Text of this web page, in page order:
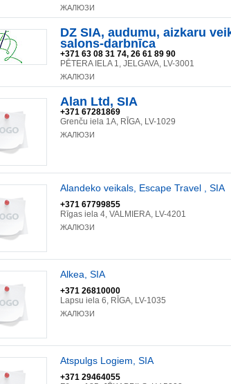
ЖАЛЮЗИ
DZ SIA, audumu, aizkaru
salons-darbnīca
+371 63 08 31 74, 26 61 89 90
PĒTERA IELA 1, JELGAVA, LV-3001
ЖАЛЮЗИ
Alan Ltd, SIA
+371 67281869
Grenču iela 1A, RĪGA, LV-1029
ЖАЛЮЗИ
Alandeko veikals, Escape Travel , SIA
+371 67799855
Rīgas iela 4, VALMIERA, LV-4201
ЖАЛЮЗИ
Alkea, SIA
+371 26810000
Lapsu iela 6, RĪGA, LV-1035
ЖАЛЮЗИ
Atspulgs Logiem, SIA
+371 29464055